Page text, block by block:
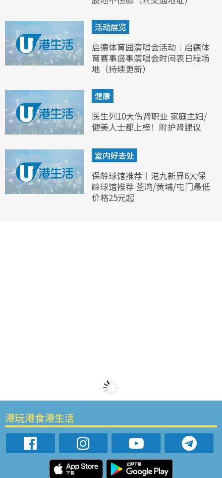
活动展览
启德体育园演唱会活动︱启德体
育赛事盛事演唱会时间表日程场
地（持续更新）
健康
医生列10大伤肾职业 家庭主妇/
健美人士都上榜！附护肾建议
室内好去处
保龄球馆推荐︱港九新界6大保
龄球馆推荐 荃湾/黄埔/屯门最低
价格25元起
港玩港食港生活